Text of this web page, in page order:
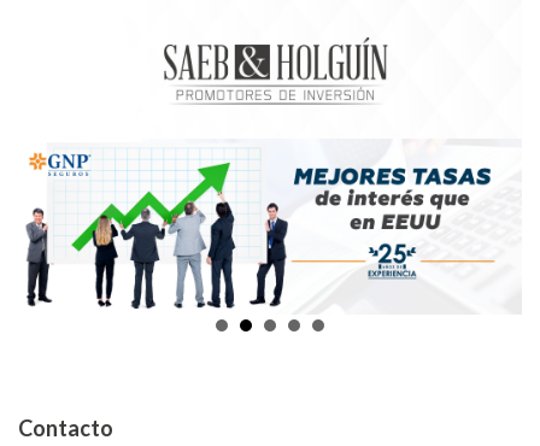
Contacto